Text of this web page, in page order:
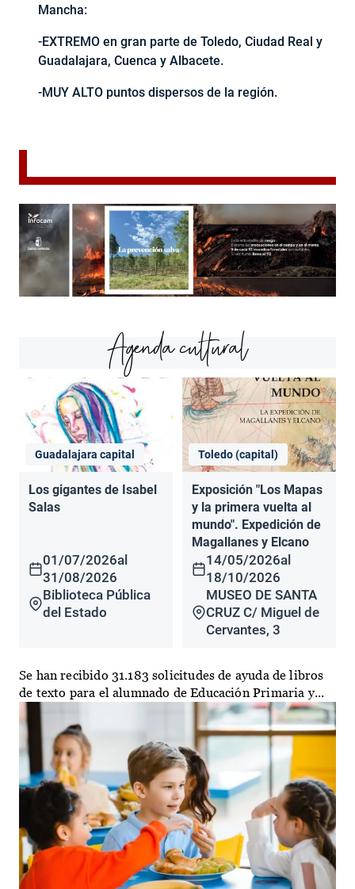
Mancha:
-EXTREMO en gran parte de Toledo, Ciudad Real y
Guadalajara, Cuenca y Albacete.
-MUY ALTO puntos dispersos de la región.
Agenda cultural
Guadalajara capital
Los gigantes de Isabel
Salas
01/07/2026al
31/08/2026
Biblioteca Pública
del Estado
Toledo (capital)
Exposición "Los Mapas
y la primera vuelta al
mundo". Expedición de
Magallanes y Elcano
14/05/2026al
18/10/2026
MUSEO DE SANTA
CRUZ C/ Miguel de
Cervantes, 3
Se han recibido 31.183 solicitudes de ayuda de libros
de texto para el alumnado de Educación Primaria y...